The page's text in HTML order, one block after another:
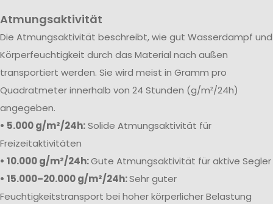
Atmungsaktivität
Die Atmungsaktivität beschreibt, wie gut Wasserdampf und
Körperfeuchtigkeit durch das Material nach außen
transportiert werden. Sie wird meist in Gramm pro
Quadratmeter innerhalb von 24 Stunden (g/m²/24h)
angegeben.
• 5.000 g/m²/24h:Solide Atmungsaktivität für
Freizeitaktivitäten
• 10.000 g/m²/24h:Gute Atmungsaktivität für aktive Segler
• 15.000–20.000 g/m²/24h:Sehr guter
Feuchtigkeitstransport bei hoher körperlicher Belastung